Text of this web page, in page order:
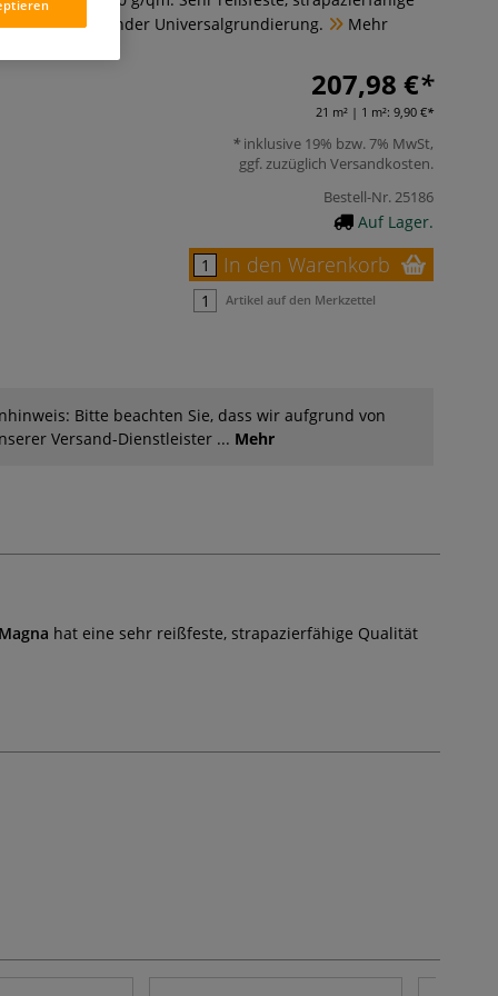
leicht saugender Universalgrundierung.
Mehr
207,98 €
21 m² | 1 m²: 9,90 €
inklusive 19% bzw. 7% MwSt,
ggf. zuzüglich Versandkosten.
Bestell-Nr.25186
Auf Lager.
In den Warenkorb
Artikel auf den Merkzettel
Bitte beachten Sie, dass wir aufgrund von
Versand-Dienstleister ... Mehr
hat eine sehr reißfeste, strapazierfähige Qualität